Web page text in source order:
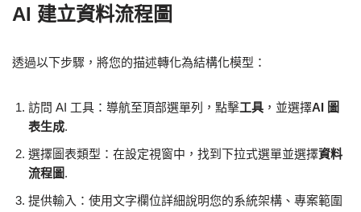
AI 建立資料流程圖
透過以下步驟，將您的描述轉化為結構化模型：
訪問 AI 工具：導航至頂部選單列，點擊工具 ，並選擇AI 圖
表生成.
選擇圖表類型：在設定視窗中，找到下拉式選單並選擇資料
流程圖.
提供輸入：使用文字欄位詳細說明您的系統架構、專案範圍